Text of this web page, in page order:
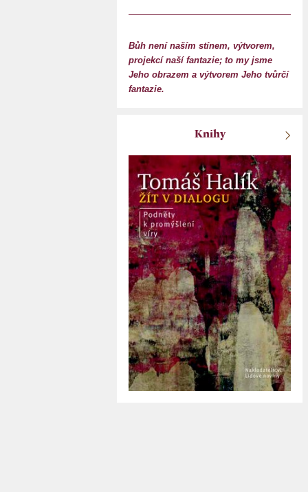
Bůh není naším stínem, výtvorem,
projekcí naší fantazie; to my jsme
Jeho obrazem a výtvorem Jeho tvůrčí
fantazie.
Knihy